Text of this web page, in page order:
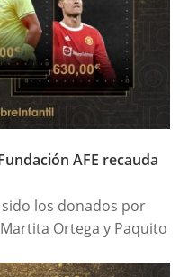
AFE recauda
los donados por
Ortega y Paquito